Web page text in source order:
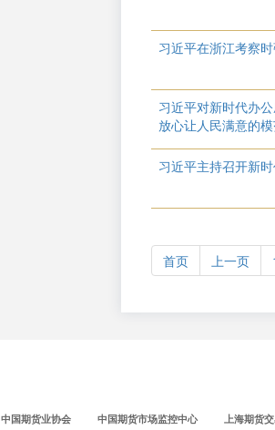
习近平在浙江考察
习近平对新时代办
放心让人民满意的
习近平主持召开新
首页 上一页
中国期货业协会 中国期货市场监控中心 上海期货